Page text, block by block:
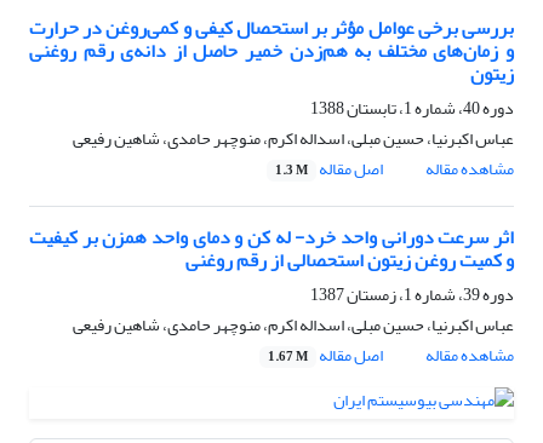
بررسی برخی عوامل مؤثر بر استحصال کیفی و کمی‌روغن در حرارت
و زمان‌های مختلف به هم‌زدن خمیر حاصل از دانه‌ی رقم روغنی
زیتون
دوره 40، شماره 1، تابستان 1388
عباس اکبرنیا، حسین مبلی، اسداله اکرم، منوچهر حامدی، شاهین رفیعی
مشاهده مقاله
اصل مقاله 1.3 M
اثر سرعت دورانی واحد خرد- له کن و دمای واحد همزن بر کیفیت
و کمیت روغن زیتون استحصالی از رقم روغنی
دوره 39، شماره 1، زمستان 1387
عباس اکبرنیا، حسین مبلی، اسداله اکرم، منوچهر حامدی، شاهین رفیعی
مشاهده مقاله
اصل مقاله 1.67 M